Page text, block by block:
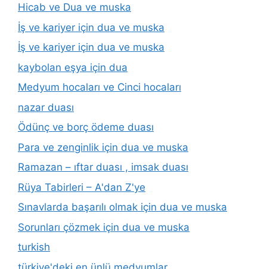
Hicab ve Dua ve muska
İş ve kariyer için dua ve muska
İş ve kariyer için dua ve muska
kaybolan eşya için dua
Medyum hocaları ve Cinci hocaları
nazar duası
Ödünç ve borç ödeme duası
Para ve zenginlik için dua ve muska
Ramazan – ıftar duası , imsak duası
Rüya Tabirleri – A'dan Z'ye
Sınavlarda başarılı olmak için dua ve muska
Sorunları çözmek için dua ve muska
turkish